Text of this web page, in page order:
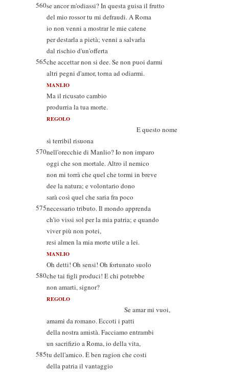
560se ancor m'odiassi? In questa guisa il frutto
del mio rossor tu mi defraudi. A Roma
io non venni a mostrar le mie catene
per destarla a pietà; venni a salvarla
dal rischio d'un'offerta
565che accettar non si dee. Se non puoi darmi
altri pegni d'amor, torna ad odiarmi.
MANLIO
Ma il ricusato cambio
produrria la tua morte.
REGOLO
E questo nome
sì terribil risuona
570nell'orecchie di Manlio? Io non imparo
oggi che son mortale. Altro il nemico
non mi torrà che quel che tormi in breve
dee la natura; e volontario dono
sarà così quel che saria fra poco
575necessario tributo. Il mondo apprenda
ch'io vissi sol per la mia patria; e quando
viver più non potei,
resi almen la mia morte utile a lei.
MANLIO
Oh detti! Oh sensi! Oh fortunato suolo
580che tai figli produci! E chi potrebbe
non amarti, signor?
REGOLO
Se amar mi vuoi,
amami da romano. Eccoti i patti
della nostra amistà. Facciamo entrambi
un sacrifizio a Roma, io della vita,
585tu dell'amico. È ben ragion che costi
della patria il vantaggio